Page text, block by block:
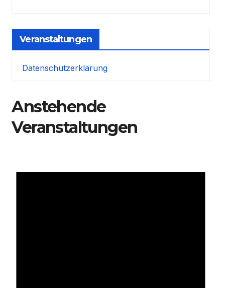
Veranstaltungen
Datenschutzerklärung
Anstehende
Veranstaltungen